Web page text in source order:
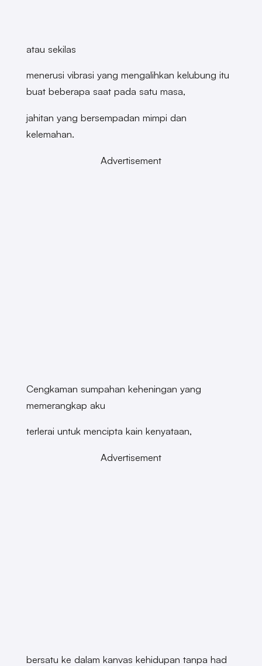
atau sekilas
menerusi vibrasi yang mengalihkan kelubung itu
buat beberapa saat pada satu masa,
jahitan yang bersempadan mimpi dan
kelemahan.
Advertisement
Cengkaman sumpahan keheningan yang
memerangkap aku
terlerai untuk mencipta kain kenyataan,
Advertisement
bersatu ke dalam kanvas kehidupan tanpa had